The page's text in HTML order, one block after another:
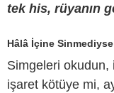
tek his, rüyanın
Hâlâ İçine Sinmediyse
Simgeleri okudun,
işaret kötüye mi,